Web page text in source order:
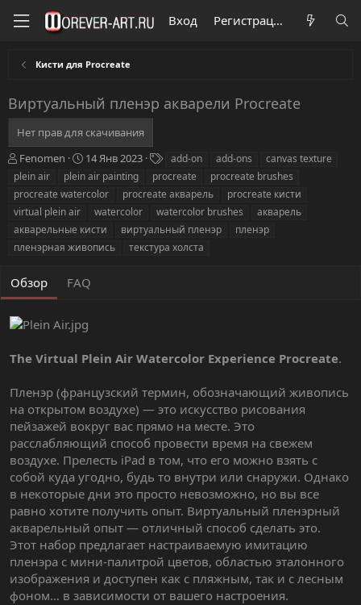
Вход Регистрация
Кисти для Procreate
Виртуальный пленэр акварели Procreate
Нет прав для скачивания
А
в
о
р
Fenomen
Д
а
а
о
з
н
14 Янв 2023
е
и
add-on add-ons
canvas texture
plein air
plein air painting procreate
procreate brushes
procreate watercolor
procreate акварель
procreate кисти
virtual plein air
watercolor watercolor brushes
акварель
акварельные кисти
виртуальный пленэр
пленэр
пленэрная живопись
текстура холста
Обзор FAQ
The Virtual Plein Air Watercolor Experience Procreate.
Пленэр (французский термин, обозначающий живопись
на открытом воздухе) — это искусство рисования
пейзажей вокруг вас прямо на месте. Это
расслабляющий способ провести время на свежем
воздухе. Прелесть iPad в том, что его можно взять с
собой куда угодно, будь то внутри или снаружи. Однако
в некоторые дни это просто невозможно, но вы все
равно хотите получить опыт. Виртуальный пленэрный
акварельный опыт — отличный способ сделать это.
Этот набор предлагает настраиваемую имитацию
пленэра с мини-палитрой цветов, областью эталонного
изображения и доступен как с пляжным, так и с лесным
фоном… в зависимости от вашего настроения.